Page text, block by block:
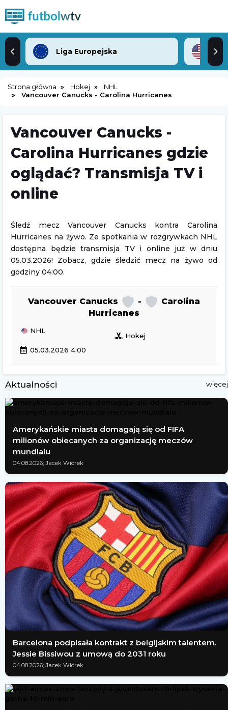
Liga Europejska
Strona główna Hokej
NHL
Vancouver Canucks - Carolina Hurricanes
Vancouver Canucks -
Carolina Hurricanes gdzie
oglądać? Transmisja TV i
online
Śledź mecz Vancouver Canucks kontra Carolina
Hurricanes na żywo. Ze spotkania w rozgrywkach NHL
dostępna będzie transmisja TV i online już w dniu
05.03.2026! Zobacz, gdzie śledzić mecz na żywo od
godziny 04:00.
Vancouver Canucks -
Carolina
Hurricanes
NHL
sports_hockey Hokej
calendar_month 05.03.2026 4:00
Aktualności więcej
Amerykańskie miasta domagają się od FIFA
milionów obiecanych za organizację meczów
mundialu
04.08.2026; Jacek Wiórek
Barcelona podpisała kontrakt z belgijskim talentem.
Jessie Bissiwou z umową do 2031 roku
04.08.2026; Jacek Wiórek